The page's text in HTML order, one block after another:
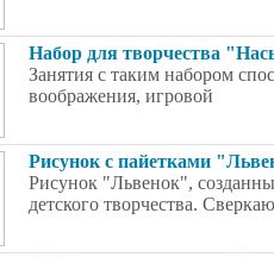
Набор для творчества
Занятия с таким набором
воображения, игровой
Рисунок с пайетками
Рисунок "Львенок",
детского творчества.